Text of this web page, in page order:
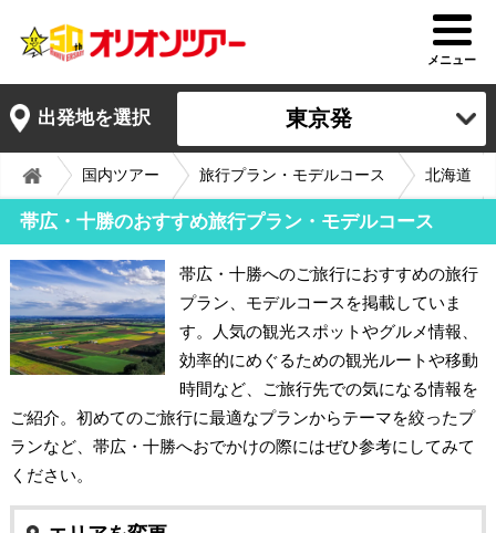
メニュー
出発地を選択 東京発
国内ツアー 旅行プラン・モデルコース 北海道
帯広・十勝のおすすめ旅行プラン・モデルコース
帯広・十勝へのご旅行におすすめの旅行
プラン、モデルコースを掲載していま
す。人気の観光スポットやグルメ情報、
効率的にめぐるための観光ルートや移動
時間など、ご旅行先での気になる情報を
ご紹介。初めてのご旅行に最適なプランからテーマを絞ったプ
ランなど、帯広・十勝へおでかけの際にはぜひ参考にしてみて
ください。